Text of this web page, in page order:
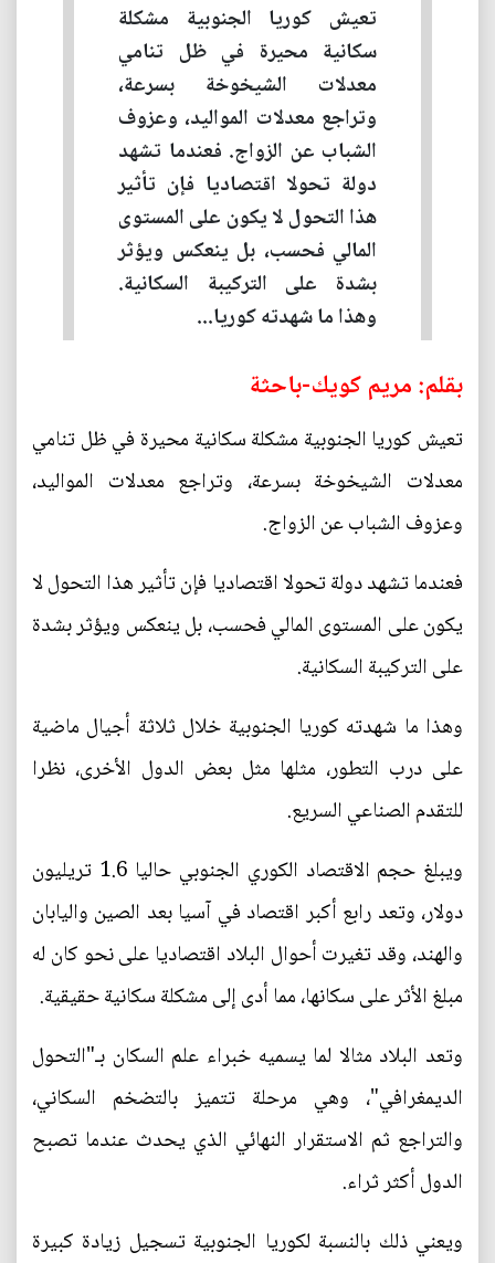
تعيش كوريا الجنوبية مشكلة
سكانية محيرة في ظل تنامي
معدلات الشيخوخة بسرعة،
وتراجع معدلات المواليد، وعزوف
الشباب عن الزواج. فعندما تشهد
دولة تحولا اقتصاديا فإن تأثير
هذا التحول لا يكون على المستوى
المالي فحسب، بل ينعكس ويؤثر
بشدة على التركيبة السكانية.
وهذا ما شهدته كوريا...
بقلم: مريم كويك-باحثة
تعيش كوريا الجنوبية مشكلة سكانية محيرة في ظل تنامي
معدلات الشيخوخة بسرعة، وتراجع معدلات المواليد،
وعزوف الشباب عن الزواج.
فعندما تشهد دولة تحولا اقتصاديا فإن تأثير هذا التحول لا
يكون على المستوى المالي فحسب، بل ينعكس ويؤثر بشدة
على التركيبة السكانية.
وهذا ما شهدته كوريا الجنوبية خلال ثلاثة أجيال ماضية
على درب التطور، مثلها مثل بعض الدول الأخرى، نظرا
للتقدم الصناعي السريع.
ويبلغ حجم الاقتصاد الكوري الجنوبي حاليا 1.6 تريليون
دولار، وتعد رابع أكبر اقتصاد في آسيا بعد الصين واليابان
والهند، وقد تغيرت أحوال البلاد اقتصاديا على نحو كان له
مبلغ الأثر على سكانها، مما أدى إلى مشكلة سكانية حقيقية.
وتعد البلاد مثالا لما يسميه خبراء علم السكان بـ"التحول
الديمغرافي"، وهي مرحلة تتميز بالتضخم السكاني،
والتراجع ثم الاستقرار النهائي الذي يحدث عندما تصبح
الدول أكثر ثراء.
ويعني ذلك بالنسبة لكوريا الجنوبية تسجيل زيادة كبيرة